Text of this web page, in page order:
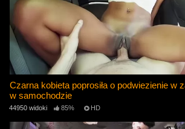
Czarna kobieta poprosiła o podwiezienie w
w samochodzie
44950 widoki 85% HD